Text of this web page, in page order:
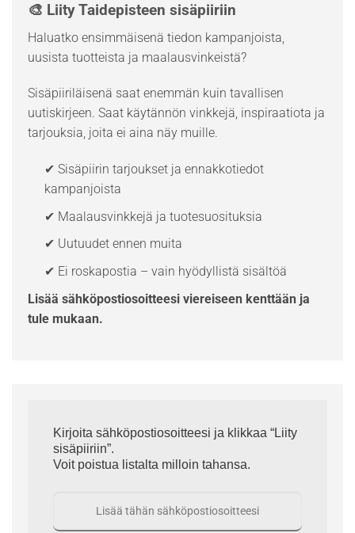
🎨 Liity Taidepisteen sisäpiiriin
Haluatko ensimmäisenä tiedon kampanjoista,
uusista tuotteista ja maalausvinkeistä?
Sisäpiiriläisenä saat enemmän kuin tavallisen
uutiskirjeen. Saat käytännön vinkkejä, inspiraatiota ja
tarjouksia, joita ei aina näy muille.
✔ Sisäpiirin tarjoukset ja ennakkotiedot
kampanjoista
✔ Maalausvinkkejä ja tuotesuosituksia
✔ Uutuudet ennen muita
✔ Ei roskapostia – vain hyödyllistä sisältöä
Lisää sähköpostiosoitteesi viereiseen kenttään ja
tule mukaan.
Kirjoita sähköpostiosoitteesi ja klikkaa “Liity
sisäpiiriin”.
Voit poistua listalta milloin tahansa.